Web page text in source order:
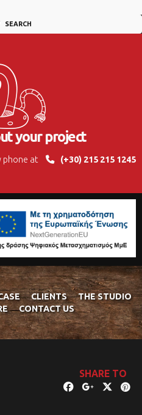
SEARCH
your project
phone at (+30) 215 215 1245
CLIENTS
THE STUDIO
CONTACT US
SHARE TO